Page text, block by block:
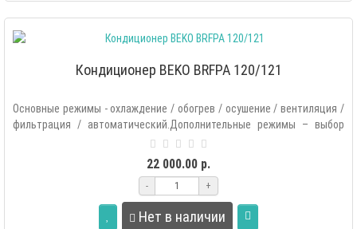
Кондиционер BEKO BRFPA 120/121
Основные режимы - охлаждение / обогрев / осушение / вентиляция /
фильтрация / автоматический.Дополнительные режимы – выбор
22 000.00 р.
- +
Нет в наличии